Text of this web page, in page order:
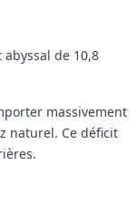
de 10,8
massivement
naturel. Ce déficit